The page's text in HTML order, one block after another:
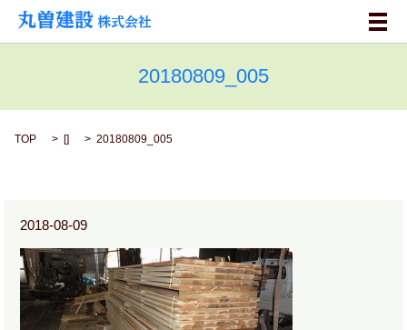
メ
20180809_005
TOP [] 20180809_005
2018-08-09